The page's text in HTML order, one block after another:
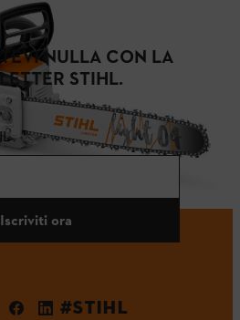
NULLA CON LA
STIHL.
Iscriviti ora
#STIHL